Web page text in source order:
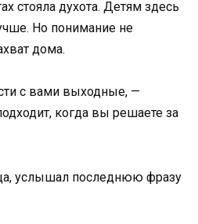
стояла духота. Детям здесь
Но понимание не
дома.
с вами выходные, —
когда вы решаете за
услышал последнюю фразу